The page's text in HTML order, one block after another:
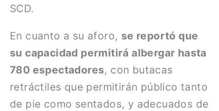
SCD.
En cuanto a su aforo, se reportó que
su capacidad permitirá albergar hasta
780 espectadores, con butacas
retráctiles que permitirán público tanto
de pie como sentados, y adecuados de